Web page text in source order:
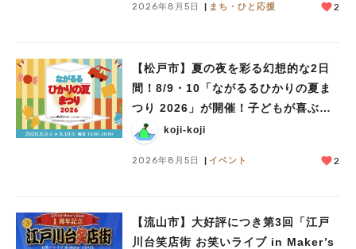
2026年8月5日 まち・ひと応援 2
【松戸市】夏の夜を彩る幻想的な2日
間！8/9・10「ながるるひかりの夏ま
つり 2026」が開催！子どもが喜ぶワ
ークショップや限定ヒーローショーも
koji-koji
2026年8月5日 イベント 2
【流山市】大好評につき第3回「江戸
川台笑店街 お笑いライブ in Maker’s